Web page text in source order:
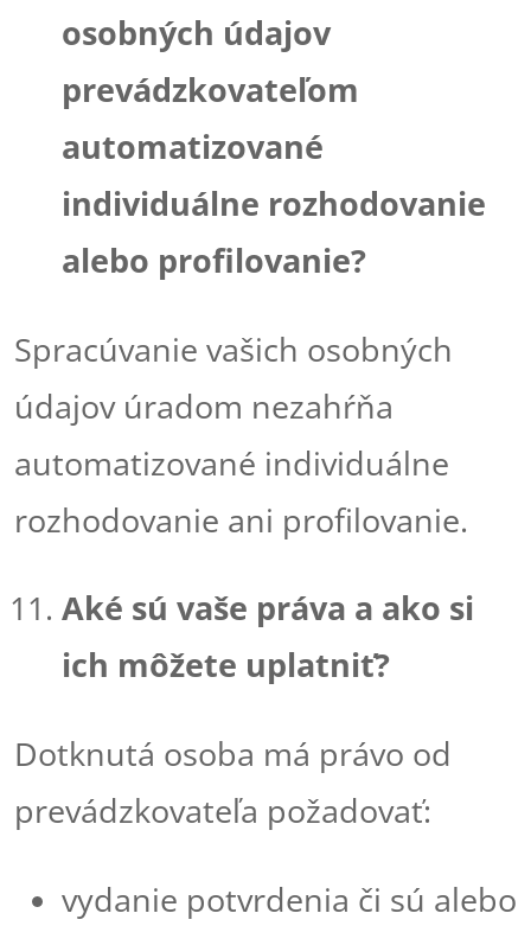
osobných údajov
prevádzkovateľom
automatizované
individuálne rozhodovanie
alebo profilovanie?
Spracúvanie vašich osobných
údajov úradom nezahŕňa
automatizované individuálne
rozhodovanie ani profilovanie.
Aké sú vaše práva a ako si
ich môžete uplatniť?
Dotknutá osoba má právo od
prevádzkovateľa požadovať:
vydanie potvrdenia či sú alebo